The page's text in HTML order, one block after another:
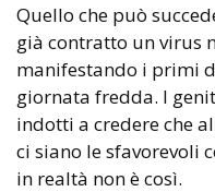
Quello che può
già contratto un virus
manifestando i primi
giornata fredda. I
indotti a credere che
ci siano le sfavorevoli
in realtà non è così.